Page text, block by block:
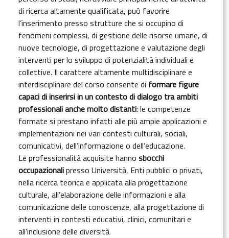
di ricerca altamente qualificata, può favorire
l’inserimento presso strutture che si occupino di
fenomeni complessi, di gestione delle risorse umane, di
nuove tecnologie, di progettazione e valutazione degli
interventi per lo sviluppo di potenzialità individuali e
collettive. Il carattere altamente multidisciplinare e
interdisciplinare del corso consente di formare figure
capaci di inserirsi in un contesto di dialogo tra ambiti
professionali anche molto distanti: le competenze
formate si prestano infatti alle più ampie applicazioni e
implementazioni nei vari contesti culturali, sociali,
comunicativi, dell’informazione o dell’educazione.
Le professionalità acquisite hanno sbocchi
occupazionalipresso Università, Enti pubblici o privati,
nella ricerca teorica e applicata alla progettazione
culturale, all’elaborazione delle informazioni e alla
comunicazione delle conoscenze, alla progettazione di
interventi in contesti educativi, clinici, comunitari e
all’inclusione delle diversità.